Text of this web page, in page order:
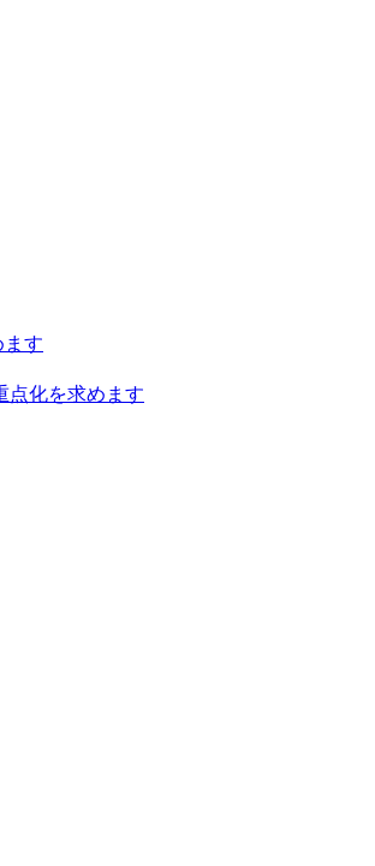
ます
点化を求めます